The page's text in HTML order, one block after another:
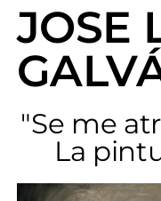
JOSE
"Se me
La